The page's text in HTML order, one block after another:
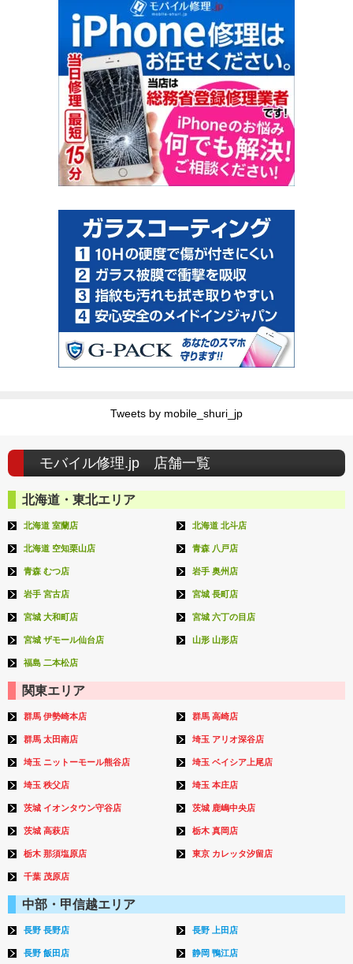
Tweets by mobile_shuri_jp
モバイル修理.jp 店舗一覧
北海道・東北エリア
北海道 室蘭店 北海道 北斗店
北海道 空知栗山店 青森 八戸店
青森 むつ店 岩手 奥州店
岩手 宮古店 宮城 長町店
宮城 大和町店 宮城 六丁の目店
宮城 ザモール仙台店 山形 山形店
福島 二本松店
関東エリア
群馬 伊勢崎本店 群馬 高崎店
群馬 太田南店 埼玉 アリオ深谷店
埼玉 ニットーモール熊谷店 埼玉 ベイシア上尾店
埼玉 秩父店 埼玉 本庄店
茨城 イオンタウン守谷店 茨城 鹿嶋中央店
茨城 高萩店 栃木 真岡店
栃木 那須塩原店 東京 カレッタ汐留店
千葉 茂原店
中部・甲信越エリア
長野 長野店 長野 上田店
長野 飯田店 静岡 鴨江店